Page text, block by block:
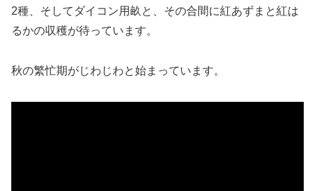
2種、そしてダイコン用畝と、その合間に紅あずまと紅は
るかの収穫が待っています。
秋の繁忙期がじわじわと始まっています。